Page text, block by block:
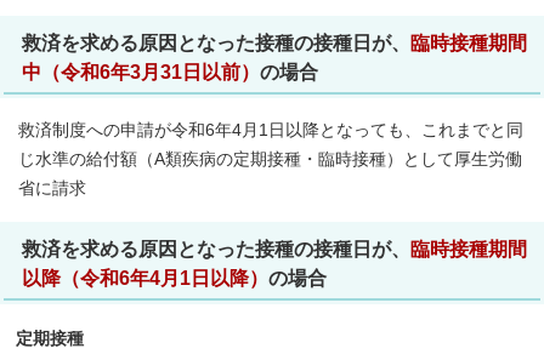
救済を求める原因となった接種の接種日が、 臨時接種期間
中（令和6年3月31日以前） の場合
救済制度への申請が令和6年4月1日以降となっても、これまでと同
じ水準の給付額（A類疾病の定期接種・臨時接種）として厚生労働
省に請求
救済を求める原因となった接種の接種日が、 臨時接種期間
以降（令和6年4月1日以降） の場合
定期接種